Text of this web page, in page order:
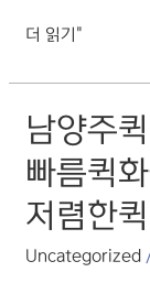
더 읽기"
남양주
빠름퀵
저렴한
Uncategorized
남양주퀵화물서
빠름퀵화물서비
저렴한퀵화물서